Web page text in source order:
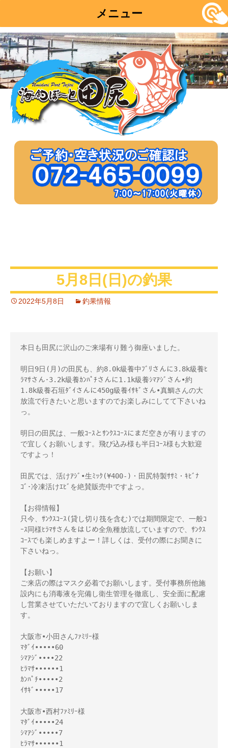
メニュー
コ
ン
テ
ン
ツ
5月8日(日)の釣果
2022年5月8日 釣果情報
本日も田尻に沢山のご来場有り難う御座いました。
明日9日(月)の田尻も、約8.0k級養中ﾌﾞﾘさんに3.8k級養ﾋ
ﾗﾏｻさん･3.2k級養ｶﾝﾊﾟﾁさんに1.1k級養ｼﾏｱｼﾞさん•約
1.8k級養石垣ﾀﾞｲさんに450g級養ｲｻｷﾞさん•真鯛さんの大
放流で行きたいと思いますのでお楽しみにしてて下さいね
っ。
明日の田尻は、一般ｺｰｽとｻﾝｸｽｺｰｽにまだ空きが有りますの
で宜しくお願いします。飛び込み様も半日ｺｰｽ様も大歓迎
ですよっ！
田尻では、活けｱｼﾞ•生ﾐｯｸ(¥400-)・田尻特製ｻｻﾐ・ｷﾋﾞﾅ
ｺﾞ･冷凍活けｴﾋﾞを絶賛販売中ですよっ。
【お得情報】
只今、ｻﾝｸｽｺｰｽ(貸し切り筏を含む)では期間限定で、一般ｺ
ｰｽ同様ﾋﾗﾏｻさんをはじめ全魚種放流していますので、ｻﾝｸｽ
ｺｰｽでも楽しめますよー！詳しくは、受付の際にお聞きに
下さいねっ。
【お願い】
ご来店の際はマスク必着でお願いします。受付事務所他施
設内にも消毒液を完備し衛生管理を徹底し、安全面に配慮
し営業させていただいておりますので宜しくお願いしま
す。
大阪市•小田さんﾌｧﾐﾘｰ様
ﾏﾀﾞｲ•••••60
ｼﾏｱｼﾞ••••22
ﾋﾗﾏｻ••••••1
ｶﾝﾊﾟﾁ•••••2
ｲｻｷﾞ•••••17
大阪市•西村ﾌｧﾐﾘｰ様
ﾏﾀﾞｲ•••••24
ｼﾏｱｼﾞ•••••7
ﾋﾗﾏｻ••••••1